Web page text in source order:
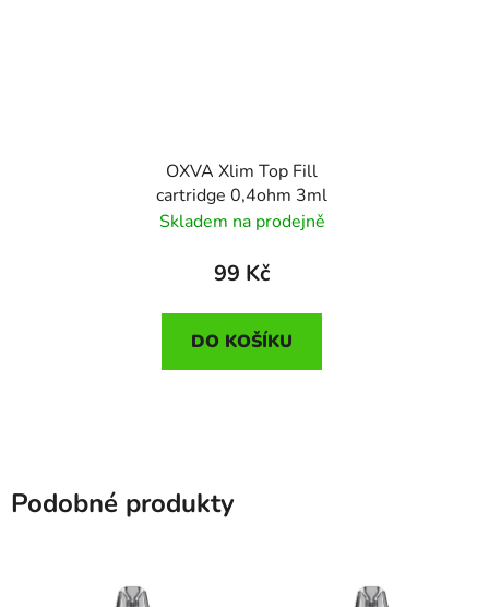
OXVA Xlim Top Fill
cartridge 0,4ohm 3ml
Skladem na prodejně
99 Kč
DO KOŠÍKU
Podobné produkty